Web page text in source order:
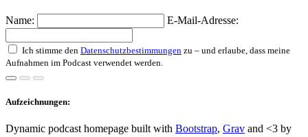
Name: E-Mail-Adresse:
Ich stimme den Datenschutzbestimmungen zu – und erlaube, dass meine
Aufnahmen im Podcast verwendet werden.
Aufzeichnungen:
Dynamic podcast homepage built with Bootstrap, Grav and <3 by